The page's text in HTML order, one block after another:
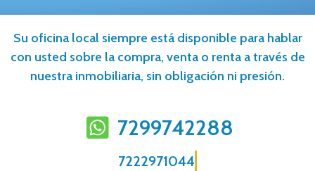
Su oficina local siempre está disponible para hablar
con usted sobre la compra, venta o renta a través de
nuestra inmobiliaria, sin obligación ni presión.
7299742288
7222971044